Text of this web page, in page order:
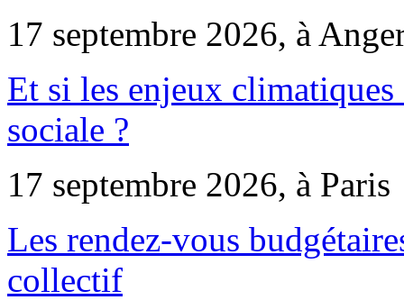
17 septembre 2026, à
Et si les enjeux
sociale ?
17 septembre 2026, à Paris
Les rendez-vous
collectif